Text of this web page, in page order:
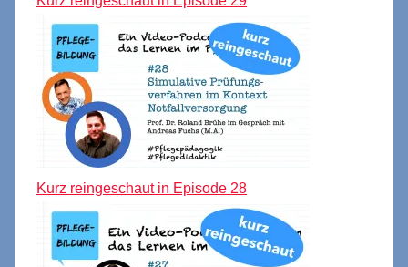
Kurz reingeschaut in Episode 28